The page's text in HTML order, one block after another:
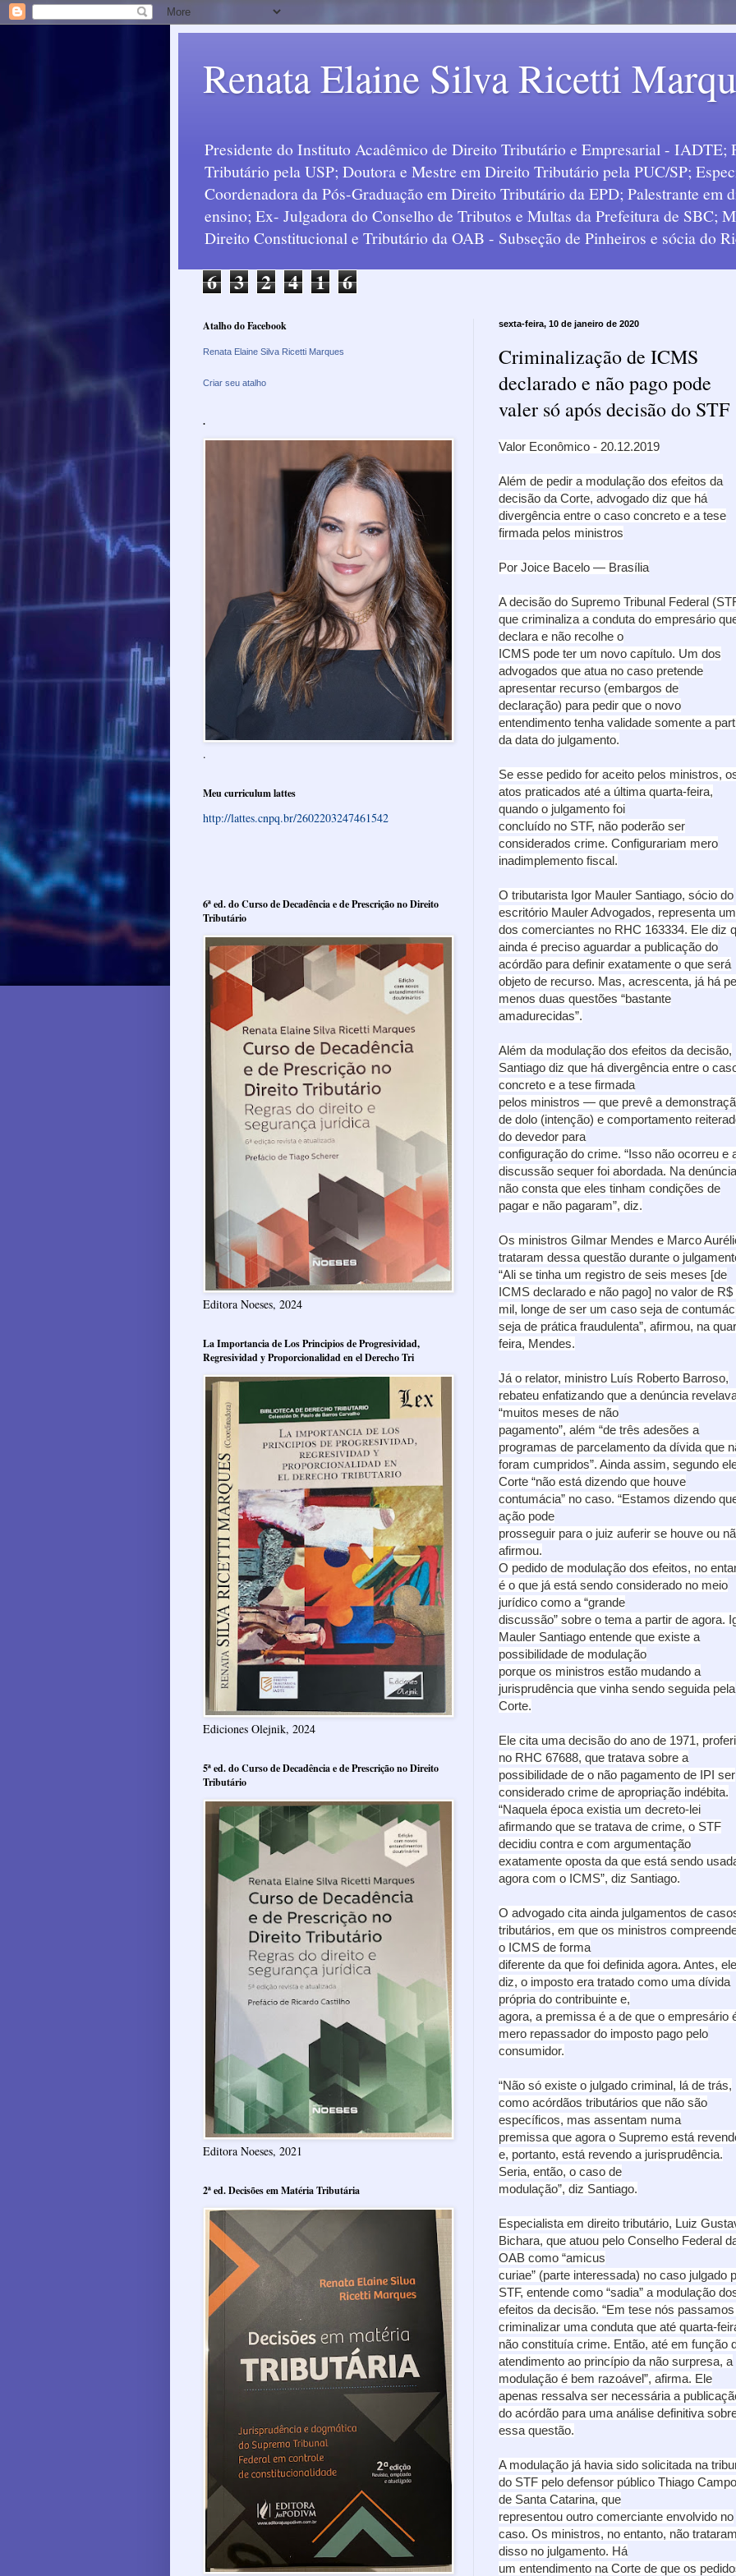
Renata Elaine Silva Ricetti
Presidente do Instituto Acadêmico de Direito Tributário e Empresarial - IADTE;
Tributário pela USP; Doutora e Mestre em Direito Tributário pela PUC/SP;
Coordenadora da Pós-Graduação em Direito Tributário da EPD; Palestrante em
ensino; Ex- Julgadora do Conselho de Tributos e Multas da Prefeitura de SBC;
Direito Constitucional e Tributário da OAB - Subseção de Pinheiros e sócia do
6 3 2 4 1 6
sexta-feira, 10 de janeiro de 2020
Criminalização de ICMS
declarado e não pago pode
valer só após decisão do STF
Valor Econômico - 20.12.2019
Além de pedir a modulação dos efeitos da
decisão da Corte, advogado diz que há
divergência entre o caso concreto e a tese
firmada pelos ministros
Por Joice Bacelo — Brasília
A decisão do Supremo Tribunal Federal
que criminaliza a conduta do empresário
declara e não recolhe o
ICMS pode ter um novo capítulo. Um dos
advogados que atua no caso pretende
apresentar recurso (embargos de
declaração) para pedir que o novo
entendimento tenha validade somente a
da data do julgamento.
Se esse pedido for aceito pelos ministros,
atos praticados até a última quarta-feira,
quando o julgamento foi
concluído no STF, não poderão ser
considerados crime. Configurariam mero
inadimplemento fiscal.
O tributarista Igor Mauler Santiago, sócio do
escritório Mauler Advogados, representa um
dos comerciantes no RHC 163334. Ele diz
ainda é preciso aguardar a publicação do
acórdão para definir exatamente o que será
objeto de recurso. Mas, acrescenta, já há
menos duas questões “bastante
amadurecidas”.
Além da modulação dos efeitos da decisão,
Santiago diz que há divergência entre o
concreto e a tese firmada
pelos ministros — que prevê a
de dolo (intenção) e comportamento
do devedor para
configuração do crime. “Isso não ocorreu e
discussão sequer foi abordada. Na denúncia
não consta que eles tinham condições de
pagar e não pagaram”, diz.
Os ministros Gilmar Mendes e Marco
trataram dessa questão durante o
“Ali se tinha um registro de seis meses [de
ICMS declarado e não pago] no valor de R$
mil, longe de ser um caso seja de
seja de prática fraudulenta”, afirmou, na
feira, Mendes.
Já o relator, ministro Luís Roberto Barroso,
rebateu enfatizando que a denúncia
“muitos meses de não
pagamento”, além “de três adesões a
programas de parcelamento da dívida que
foram cumpridos”. Ainda assim, segundo
Corte “não está dizendo que houve
contumácia” no caso. “Estamos dizendo
ação pode
prosseguir para o juiz auferir se houve ou
afirmou.
O pedido de modulação dos efeitos, no
é o que já está sendo considerado no meio
jurídico como a “grande
discussão” sobre o tema a partir de agora.
Mauler Santiago entende que existe a
possibilidade de modulação
porque os ministros estão mudando a
jurisprudência que vinha sendo seguida pela
Corte.
Ele cita uma decisão do ano de 1971,
no RHC 67688, que tratava sobre a
possibilidade de o não pagamento de IPI ser
considerado crime de apropriação indébita.
“Naquela época existia um decreto-lei
afirmando que se tratava de crime, o STF
decidiu contra e com argumentação
exatamente oposta da que está sendo
agora com o ICMS”, diz Santiago.
O advogado cita ainda julgamentos de
tributários, em que os ministros
o ICMS de forma
diferente da que foi definida agora. Antes, ele
diz, o imposto era tratado como uma dívida
própria do contribuinte e,
agora, a premissa é a de que o empresário
mero repassador do imposto pago pelo
consumidor.
“Não só existe o julgado criminal, lá de trás,
como acórdãos tributários que não são
específicos, mas assentam numa
premissa que agora o Supremo está
e, portanto, está revendo a jurisprudência.
Seria, então, o caso de
modulação”, diz Santiago.
Especialista em direito tributário, Luiz
Bichara, que atuou pelo Conselho Federal
OAB como “amicus
curiae” (parte interessada) no caso julgado
STF, entende como “sadia” a modulação
efeitos da decisão. “Em tese nós
criminalizar uma conduta que até quarta-
não constituía crime. Então, até em função
atendimento ao princípio da não surpresa, a
modulação é bem razoável”, afirma. Ele
apenas ressalva ser necessária a
do acórdão para uma análise definitiva
essa questão.
A modulação já havia sido solicitada na
do STF pelo defensor público Thiago
de Santa Catarina, que
representou outro comerciante envolvido no
caso. Os ministros, no entanto, não trataram
disso no julgamento. Há
um entendimento na Corte de que os
Atalho do Facebook
Renata Elaine Silva Ricetti Marques
Criar seu atalho
.
.
Meu curriculum lattes
http://lattes.cnpq.br/2602203247461542
6ª ed. do Curso de Decadência e de Prescrição no Direito
Tributário
Editora Noeses, 2024
La Importancia de Los Principios de Progresividad,
Regresividad y Proporcionalidad en el Derecho Tri
Ediciones Olejnik, 2024
5ª ed. do Curso de Decadência e de Prescrição no Direito
Tributário
Editora Noeses, 2021
2ª ed. Decisões em Matéria Tributária